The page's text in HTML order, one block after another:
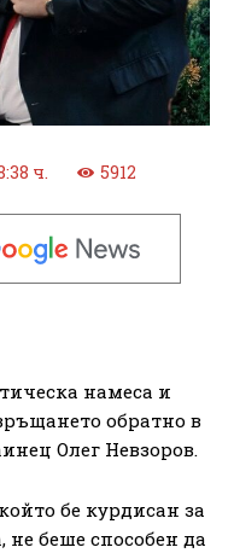
ч. 5912
намеса и
обратно в
Олег Невзоров.
бе курдисан за
не беше способен да